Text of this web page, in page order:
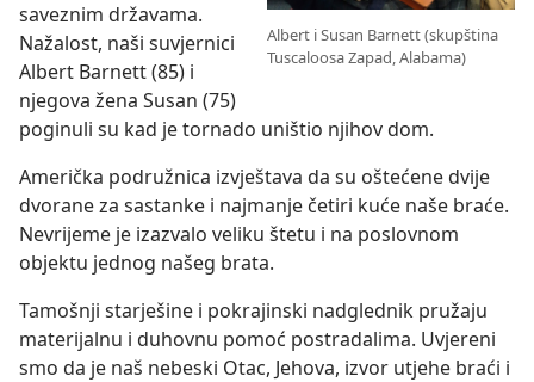
Albert i Susan Barnett (skupština
Tuscaloosa Zapad, Alabama)
saveznim državama.
Nažalost, naši suvjernici
Albert Barnett (85) i
njegova žena Susan (75)
poginuli su kad je tornado uništio njihov dom.
Američka podružnica izvještava da su oštećene dvije
dvorane za sastanke i najmanje četiri kuće naše braće.
Nevrijeme je izazvalo veliku štetu i na poslovnom
objektu jednog našeg brata.
Tamošnji starješine i pokrajinski nadglednik pružaju
materijalnu i duhovnu pomoć postradalima. Uvjereni
smo da je naš nebeski Otac, Jehova, izvor utjehe braći i